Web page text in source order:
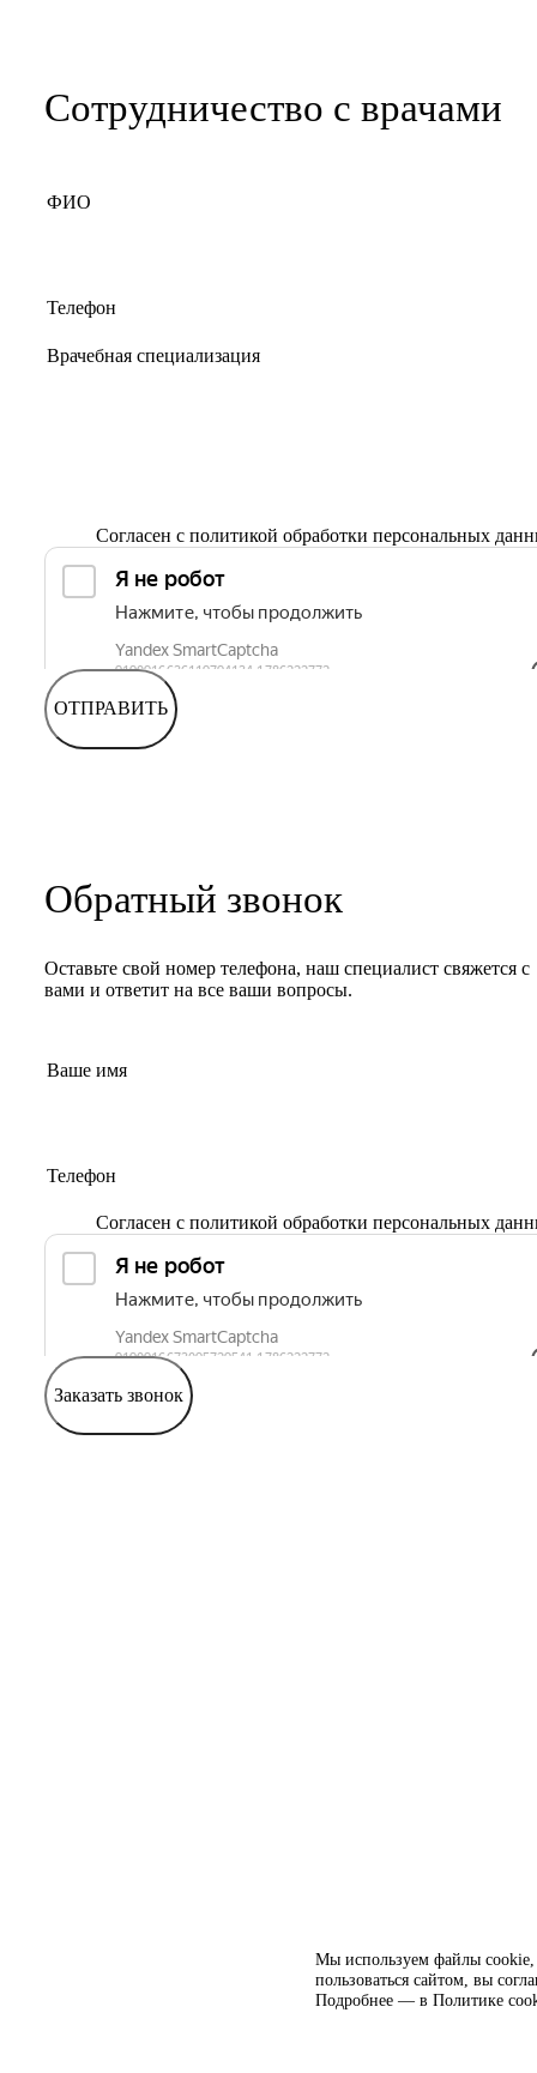
Мы используем файлы cookie,
пользоваться сайтом, вы
Подробнее — в Политике
Сотрудничество с врачами
Согласен с политикой обработки персональных
ОТПРАВИТЬ
Обратный звонок
Оставьте свой номер телефона, наш специалист свяжется с
вами и ответит на все ваши вопросы.
Согласен с политикой обработки персональных
Заказать звонок